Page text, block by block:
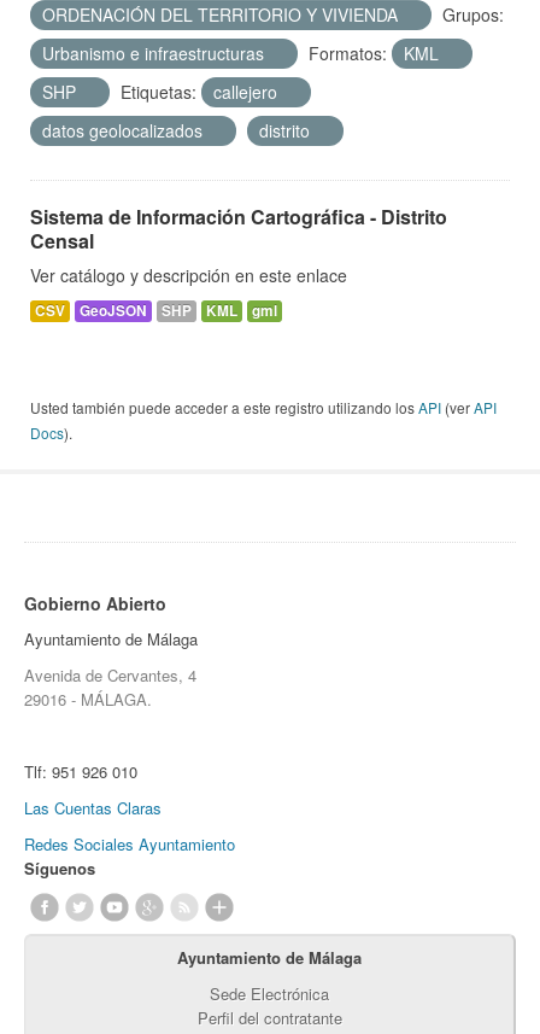
ORDENACIÓN DEL TERRITORIO Y VIVIENDA
Grupos:
Urbanismo e infraestructuras
Formatos:
KML
SHP
Etiquetas:
callejero
datos geolocalizados
distrito
Sistema de Información Cartográfica - Distrito
Censal
Ver catálogo y descripción en este enlace
CSV GeoJSON SHP KML gml
Usted también puede acceder a este registro utilizando losAPI (verAPI
Docs).
Gobierno Abierto
Ayuntamiento de Málaga
Avenida de Cervantes, 4
29016 - MÁLAGA.
Tlf: 951 926 010
Las Cuentas Claras
Redes Sociales Ayuntamiento
Síguenos
Ayuntamiento de Málaga
Sede Electrónica
Perfil del contratante